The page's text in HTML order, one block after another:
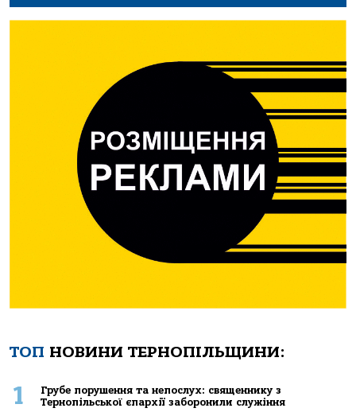
ТОП НОВИНИ ТЕРНОПІЛЬЩИНИ:
1
Грубе порушення та непослух: священнику з
Тернопільської єпархії заборонили служіння